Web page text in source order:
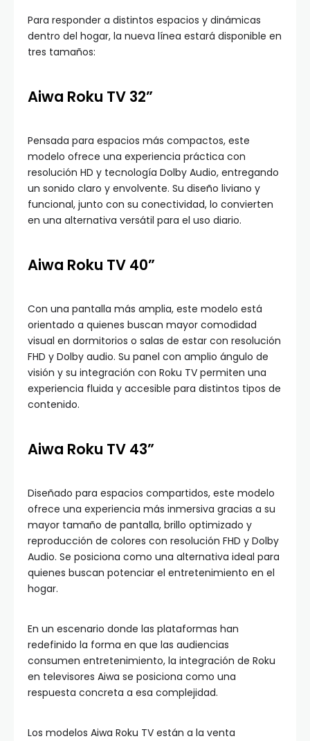
Para responder a distintos espacios y dinámicas
dentro del hogar, la nueva línea estará disponible en
tres tamaños:
Aiwa Roku TV 32”
Pensada para espacios más compactos, este
modelo ofrece una experiencia práctica con
resolución HD y tecnología Dolby Audio, entregando
un sonido claro y envolvente. Su diseño liviano y
funcional, junto con su conectividad, lo convierten
en una alternativa versátil para el uso diario.
Aiwa Roku TV 40”
Con una pantalla más amplia, este modelo está
orientado a quienes buscan mayor comodidad
visual en dormitorios o salas de estar con resolución
FHD y Dolby audio. Su panel con amplio ángulo de
visión y su integración con Roku TV permiten una
experiencia fluida y accesible para distintos tipos de
contenido.
Aiwa Roku TV 43”
Diseñado para espacios compartidos, este modelo
ofrece una experiencia más inmersiva gracias a su
mayor tamaño de pantalla, brillo optimizado y
reproducción de colores con resolución FHD y Dolby
Audio. Se posiciona como una alternativa ideal para
quienes buscan potenciar el entretenimiento en el
hogar.
En un escenario donde las plataformas han
redefinido la forma en que las audiencias
consumen entretenimiento, la integración de Roku
en televisores Aiwa se posiciona como una
respuesta concreta a esa complejidad.
Los modelos Aiwa Roku TV están a la venta